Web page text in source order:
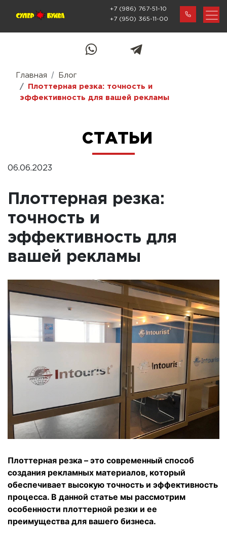
+7 (986) 767-51-10
+7 (950) 365-11-00
Главная
Блог
Плоттерная резка: точность и
эффективность для вашей рекламы
СТАТЬИ
06.06.2023
Плоттерная резка:
точность и
эффективность для
вашей рекламы
Плоттерная резка – это современный способ
создания рекламных материалов, который
обеспечивает высокую точность и эффективность
процесса. В данной статье мы рассмотрим
особенности плоттерной резки и ее
преимущества для вашего бизнеса.